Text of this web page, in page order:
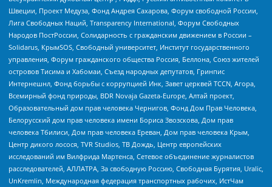
Швеции, Проект Медуза, Фонд Андрея Сахарова, Форум свободной России,
Лига Свободных Наций, Transparеncy International, Форум Свободных
Народов ПостРоссии, Солидарность с гражданским движением в России –
Solidarus, КрымSOS, Свободный университет, Институт государственного
управления, Форум гражданского общества Россия, Беллона, Союз жителей
островов Тисима и Хабомаи, Съезд народных депутатов, Гринпис
Интернешнл, Фонд борьбы с коррупцией Инк, Завет церквей TCCN, Агора,
Всемирный фонд природы, BDR Novaja Gazeta-Europe, Алтай проект,
Образовательный дом прав человека Чернигов, Фонд Дом Прав Человека,
Белорусский дом прав человека имени Бориса Звозскова, Дом прав
человека Тбилиси, Дом прав человека Ереван, Дом прав человека Крым,
Центр дикого лосося, TVR Studios, ТВ Дождь, Центр европейских
исследований им Вилфрида Мартенса, Сетевое объединение журналистов
расследователей, АЛЛАТРА, За свободную Россию, Свободная Бурятия, Uralic,
UnKremlin, Международная федерация транспортных рабочих, ИстЧам